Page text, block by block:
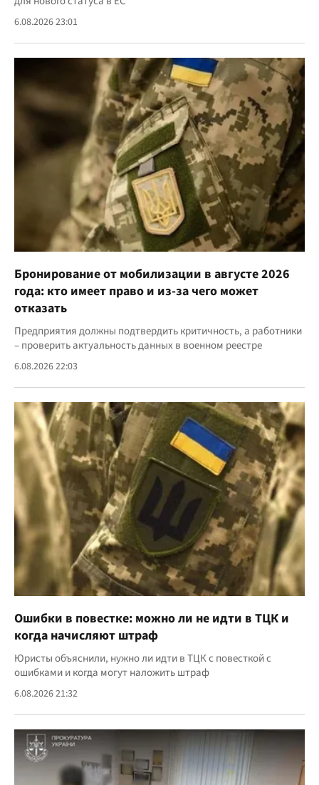
6.08.2026 23:01
Бронирование от мобилизации в августе 2026
года: кто имеет право и из-за чего может
отказать
Предприятия должны подтвердить критичность, а работники
– проверить актуальность данных в военном реестре
6.08.2026 22:03
Ошибки в повестке: можно ли не идти в ТЦК и
когда начисляют штраф
Юристы объяснили, нужно ли идти в ТЦК с повесткой с
ошибками и когда могут наложить штраф
6.08.2026 21:32